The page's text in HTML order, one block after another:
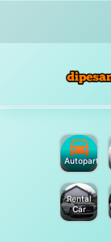
Autoparts
Rental
Car